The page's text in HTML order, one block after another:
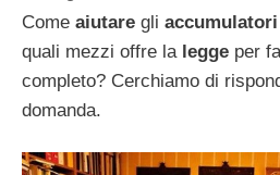
Come aiutare gli
quali mezzi offre lalegge per
completo? Cerchiamo di
domanda.